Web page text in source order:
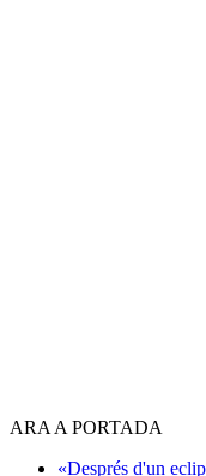
ARA A PORTADA
«Després d'un